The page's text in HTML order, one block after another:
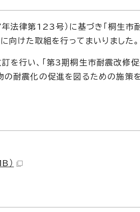
法律第123号）に基づき「桐生市
向けた取組を行ってまいりました。
を行い、「第3期桐生市耐震改修促
の耐震化の促進を図るための施策
）